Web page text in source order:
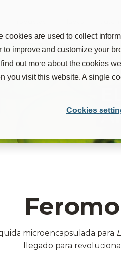
cookies are used to collect
improve and customize your
out more about the cookies
you visit this website. A single
Cookies
microencapsulada para
llegado para